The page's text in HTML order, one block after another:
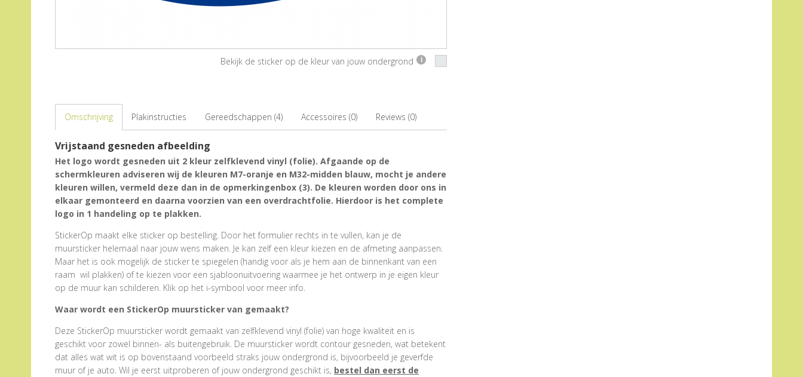
Bekijk de sticker op de kleur van jouw ondergrond i
Omschrijving Plakinstructies Gereedschappen (4) Accessoires (0) Reviews (0)
Vrijstaand gesneden afbeelding
Het logo wordt gesneden uit 2 kleur zelfklevend vinyl (folie). Afgaande op de
schermkleuren adviseren wij de kleuren M7-oranje en M32-midden blauw, mocht je andere
kleuren willen, vermeld deze dan in de opmerkingenbox (3). De kleuren worden door ons in
elkaar gemonteerd en daarna voorzien van een overdrachtfolie. Hierdoor is het complete
logo in 1 handeling op te plakken.
StickerOp maakt elke sticker op bestelling. Door het formulier rechts in te vullen, kan je de
muursticker helemaal naar jouw wens maken. Je kan zelf een kleur kiezen en de afmeting aanpassen.
Maar het is ook mogelijk de sticker te spiegelen (handig voor als je hem aan de binnenkant van een
raam wil plakken) of te kiezen voor een sjabloonuitvoering waarmee je het ontwerp in je eigen kleur
op de muur kan schilderen. Klik op het i-symbool voor meer info.
Waar wordt een StickerOp muursticker van gemaakt?
Deze StickerOp muursticker wordt gemaakt van zelfklevend vinyl (folie) van hoge kwaliteit en is
geschikt voor zowel binnen- als buitengebruik. De muursticker wordt contour gesneden, wat betekent
dat alles wat wit is op bovenstaand voorbeeld straks jouw ondergrond is, bijvoorbeeld je geverfde
muur of je auto. Wil je eerst uitproberen of jouw ondergrond geschikt is, bestel dan eerst de